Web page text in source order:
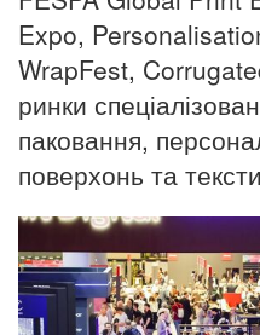
Expo,
WrapFest,
ринки
паковання,
поверхонь та